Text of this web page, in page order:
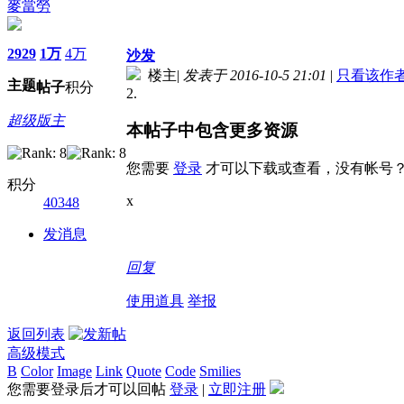
麥當勞
2929
主题
1万
帖子
4万
积分
超级版主
积分
40348
发消息
沙发
楼主| 发表于 2016-10-5 21:01 | 只看该作
2.
本帖子中包含更多资源
您需要 登录 才可以下载或查看，没有帐号？
x
回复
使用道具 举报
返回列表
高级模式
B Color Image Link Quote Code Smilies
您需要登录后才可以回帖 登录 | 立即注册